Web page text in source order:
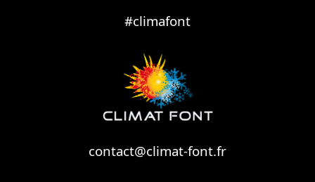
#climafont
contact@climat-font.fr